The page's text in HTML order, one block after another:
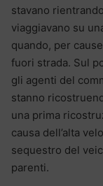
stavano
viaggiavano su
quando, per
fuori strada. Sul
gli agenti del
stanno
una prima
causa dell’alta
sequestro del
parenti.